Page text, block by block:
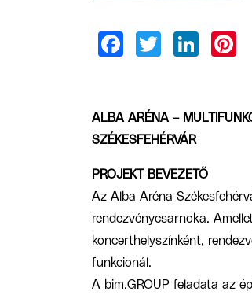
ALBA ARÉNA –
SZÉKESFEHÉRVÁR
PROJEKT BEVEZETŐ
Az Alba Aréna
rendezvénycsarnoka.
koncerthelyszínként,
funkcionál.
A bim.GROUP feladata az